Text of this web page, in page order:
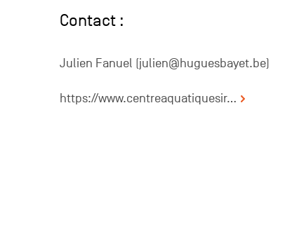
Contact :
Julien Fanuel (julien@huguesbayet.be)
https://www.centreaquatiquesir...